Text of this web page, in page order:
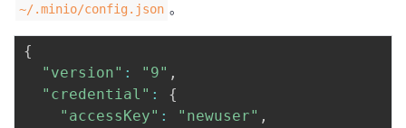
~/.minio/config.json 。
{
"version" : "9" ,
"credential" :
{
"accessKey" : "newuser" ,